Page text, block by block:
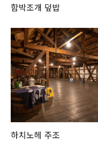
함박조개 덮밥
하치노헤 주조